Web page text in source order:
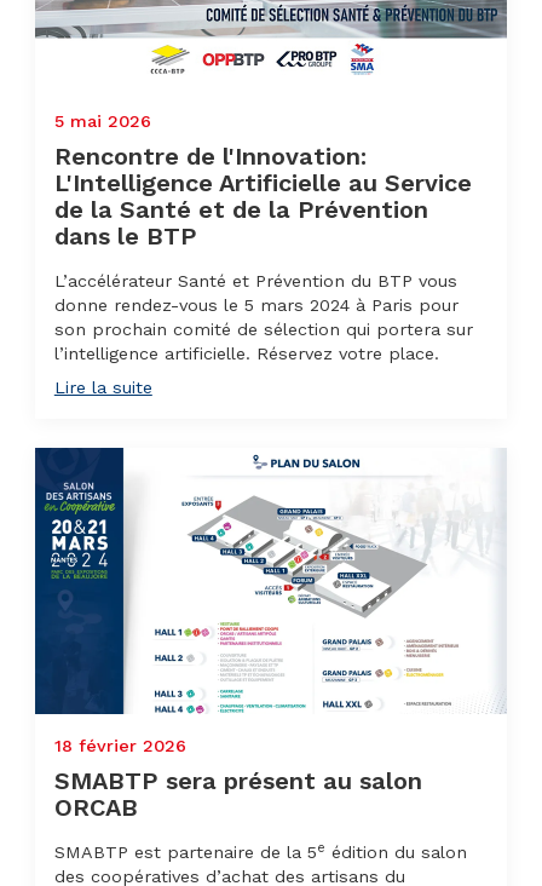
5 mai 2026
Rencontre de l'Innovation:
L'Intelligence Artificielle au Service
de la Santé et de la Prévention
dans le BTP
L’accélérateur Santé et Prévention du BTP vous
donne rendez-vous le 5 mars 2024 à Paris pour
son prochain comité de sélection qui portera sur
l’intelligence artificielle. Réservez votre place.
Lire la suite
18 février 2026
SMABTP sera présent au salon
ORCAB
SMABTP est partenaire de la 5e édition du salon
des coopératives d’achat des artisans du